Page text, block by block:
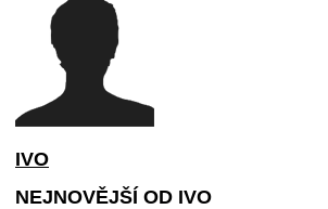
IVO
NEJNOVĚJŠÍ OD IVO